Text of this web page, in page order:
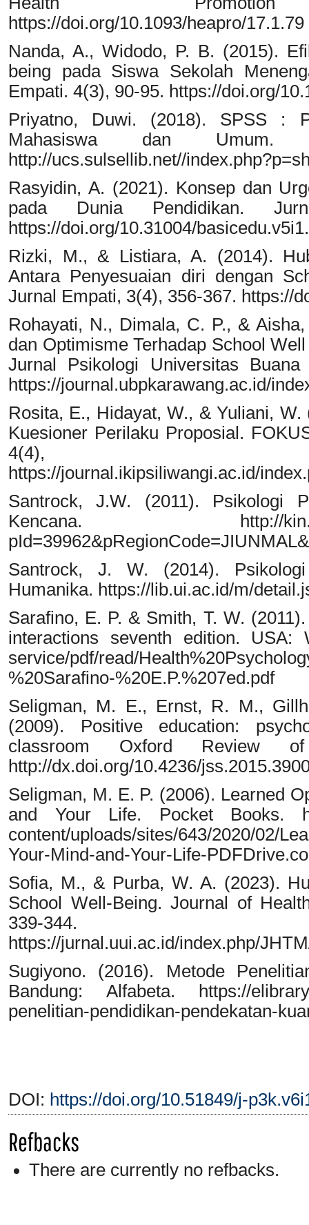
https://doi.org/10.1093/heapro/17.1.79
Nanda, A., Widodo, P. B. (2015).
being pada Siswa Sekolah
Empati. 4(3), 90-95. https://doi.org/
Priyatno, Duwi. (2018). SPSS :
Mahasiswa dan Umum.
http://ucs.sulsellib.net//
Rasyidin, A. (2021). Konsep dan
pada Dunia Pendidikan.
https://doi.org/10.31004/
Rizki, M., & Listiara, A. (2014).
Antara Penyesuaian diri dengan
Jurnal Empati, 3(4), 356-367. https://
Rohayati, N., Dimala, C. P., &
dan Optimisme Terhadap School
Jurnal Psikologi Universitas
https://journal.ubpkarawang.ac.id/
Rosita, E., Hidayat, W., & Yuliani,
Kuesioner Perilaku Proposial.
4(4),
https://journal.ikipsiliwangi.ac.id/
Santrock, J.W. (2011). Psikologi
Kencana. http://
Santrock, J. W. (2014).
Humanika. https://lib.ui.ac.id/m/
Sarafino, E. P. & Smith, T. W.
interactions seventh edition. USA:
service/pdf/read/
%20Sarafino-%20E.P.%207ed.pdf
Seligman, M. E., Ernst, R. M.,
(2009). Positive education:
classroom Oxford Review
http://dx.doi.org/10.4236/
Seligman, M. E. P. (2006). Learned
and Your Life. Pocket Books.
content/uploads/sites/643/2020/02/
Your-Mind-and-Your-Life-
Sofia, M., & Purba, W. A. (2023).
School Well-Being. Journal of
339-344.
https://jurnal.uui.ac.id/index.php/
Sugiyono. (2016). Metode
Bandung: Alfabeta. https://
penelitian-pendidikan-pendekatan-
DOI: https://doi.org/10.51849/j-
Refbacks
There are currently no refbacks.